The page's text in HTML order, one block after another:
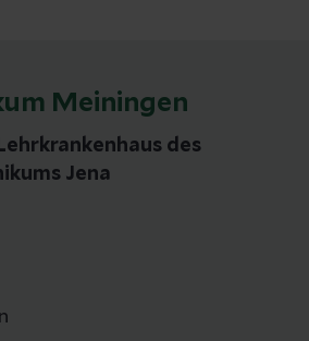
und der standardisierten
für
Patientinnen und
ein zentraler Baustein
Meiningen
des
Jena